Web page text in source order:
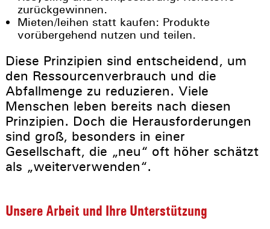
zurückgewinnen.
Mieten/leihen statt kaufen: Produkte
vorübergehend nutzen und teilen.
Diese Prinzipien sind entscheidend, um
den Ressourcenverbrauch und die
Abfallmenge zu reduzieren. Viele
Menschen leben bereits nach diesen
Prinzipien. Doch die Herausforderungen
sind groß, besonders in einer
Gesellschaft, die „neu“ oft höher schätzt
als „weiterverwenden“.
Unsere Arbeit und Ihre Unterstützung